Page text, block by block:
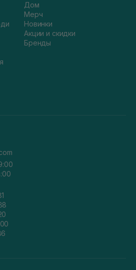
Дом
Мерч
Новинки
Акции и скидки
Бренды